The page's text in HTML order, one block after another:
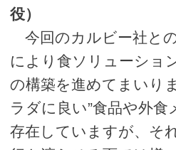
役）
今回のカルビー社と
により⾷ソリューショ
の構築を進めてまいり
ラダに良い”⾷品や外
存在していますが、そ